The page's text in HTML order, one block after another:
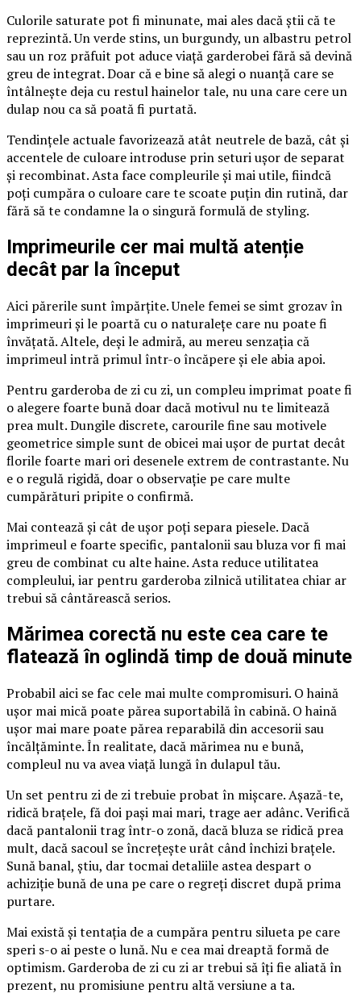
Culorile saturate pot fi minunate, mai ales dacă știi că te
reprezintă. Un verde stins, un burgundy, un albastru petrol
sau un roz prăfuit pot aduce viață garderobei fără să devină
greu de integrat. Doar că e bine să alegi o nuanță care se
întâlnește deja cu restul hainelor tale, nu una care cere un
dulap nou ca să poată fi purtată.
Tendințele actuale favorizează atât neutrele de bază, cât și
accentele de culoare introduse prin seturi ușor de separat
și recombinat. Asta face compleurile și mai utile, fiindcă
poți cumpăra o culoare care te scoate puțin din rutină, dar
fără să te condamne la o singură formulă de styling.
Imprimeurile cer mai multă atenție
decât par la început
Aici părerile sunt împărțite. Unele femei se simt grozav în
imprimeuri și le poartă cu o naturalețe care nu poate fi
învățată. Altele, deși le admiră, au mereu senzația că
imprimeul intră primul într-o încăpere și ele abia apoi.
Pentru garderoba de zi cu zi, un compleu imprimat poate fi
o alegere foarte bună doar dacă motivul nu te limitează
prea mult. Dungile discrete, carourile fine sau motivele
geometrice simple sunt de obicei mai ușor de purtat decât
florile foarte mari ori desenele extrem de contrastante. Nu
e o regulă rigidă, doar o observație pe care multe
cumpărături pripite o confirmă.
Mai contează și cât de ușor poți separa piesele. Dacă
imprimeul e foarte specific, pantalonii sau bluza vor fi mai
greu de combinat cu alte haine. Asta reduce utilitatea
compleului, iar pentru garderoba zilnică utilitatea chiar ar
trebui să cântărească serios.
Mărimea corectă nu este cea care te
flatează în oglindă timp de două minute
Probabil aici se fac cele mai multe compromisuri. O haină
ușor mai mică poate părea suportabilă în cabină. O haină
ușor mai mare poate părea reparabilă din accesorii sau
încălțăminte. În realitate, dacă mărimea nu e bună,
compleul nu va avea viață lungă în dulapul tău.
Un set pentru zi de zi trebuie probat în mișcare. Așază-te,
ridică brațele, fă doi pași mai mari, trage aer adânc. Verifică
dacă pantalonii trag într-o zonă, dacă bluza se ridică prea
mult, dacă sacoul se încrețește urât când închizi brațele.
Sună banal, știu, dar tocmai detaliile astea despart o
achiziție bună de una pe care o regreți discret după prima
purtare.
Mai există și tentația de a cumpăra pentru silueta pe care
speri s-o ai peste o lună. Nu e cea mai dreaptă formă de
optimism. Garderoba de zi cu zi ar trebui să îți fie aliată în
prezent, nu promisiune pentru altă versiune a ta.